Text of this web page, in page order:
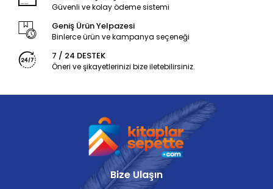
Güvenli ve kolay ödeme sistemi
Geniş Ürün Yelpazesi
Binlerce ürün ve kampanya seçeneği
7 / 24 DESTEK
Öneri ve şikayetlerinizi bize iletebilirsiniz.
Bize Ulaşın